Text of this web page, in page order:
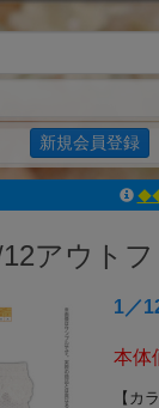
新規会員登録
ｱｿﾞﾝﾚ
ｱ
よく
アウトフ
1／
本体
【カ